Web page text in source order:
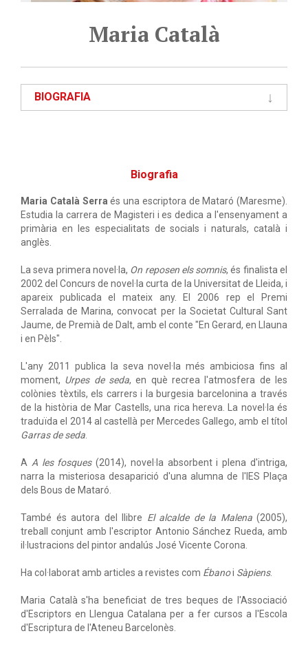
Maria Català
BIOGRAFIA
Biografia
Maria Català Serra és una escriptora de Mataró (Maresme).
Estudia la carrera de Magisteri i es dedica a l'ensenyament a
primària en les especialitats de socials i naturals, català i
anglès.
La seva primera novel·la, On reposen els somnis, és finalista el
2002 del Concurs de novel·la curta de la Universitat de Lleida, i
apareix publicada el mateix any. El 2006 rep el Premi
Serralada de Marina, convocat per la Societat Cultural Sant
Jaume, de Premià de Dalt, amb el conte "En Gerard, en Llauna
i en Pèls".
L'any 2011 publica la seva novel·la més ambiciosa fins al
moment, Urpes de seda, en què recrea l'atmosfera de les
colònies tèxtils, els carrers i la burgesia barcelonina a través
de la història de Mar Castells, una rica hereva. La novel·la és
traduïda el 2014 al castellà per Mercedes Gallego, amb el títol
Garras de seda
A A les fosques(2014), novel·la absorbent i plena d'intriga,
narra la misteriosa desaparició d'una alumna de l'IES Plaça
dels Bous de Mataró.
També és autora del llibre El alcalde de la Malena(2005),
treball conjunt amb l'escriptor Antonio Sánchez Rueda, amb
il·lustracions del pintor andalús José Vicente Corona.
Ha col·laborat amb articles a revistes com Ébanoi Sàpiens.
Maria Català s'ha beneficiat de tres beques de l'Associació
d'Escriptors en Llengua Catalana per a fer cursos a l'Escola
d'Escriptura de l'Ateneu Barcelonès.